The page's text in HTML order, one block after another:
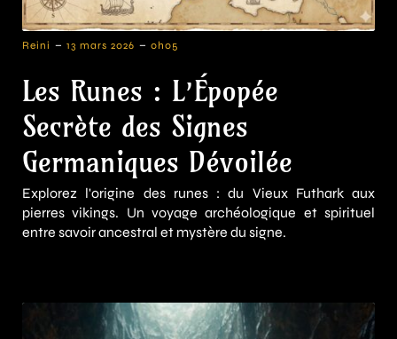
Reini - 13 mars 2026 - 0h05
Les Runes : L’Épopée
Secrète des Signes
Germaniques Dévoilée
Explorez l'origine des runes : du Vieux Futhark aux
pierres vikings. Un voyage archéologique et spirituel
entre savoir ancestral et mystère du signe.